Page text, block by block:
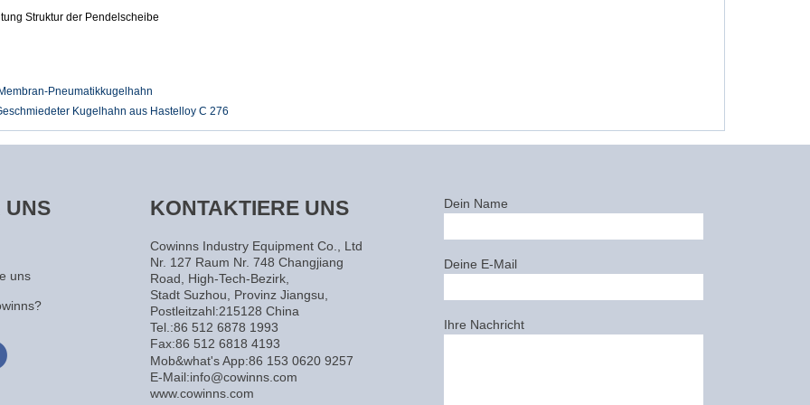
Struktur der Pendelscheibe
Membran-Pneumatikkugelhahn
Kugelhahn aus Hastelloy C 276
UNS
uns
KONTAKTIERE UNS
Cowinns Industry Equipment Co., Ltd
Nr. 127 Raum Nr. 748 Changjiang
Road, High-Tech-Bezirk,
Stadt Suzhou, Provinz Jiangsu,
Postleitzahl:215128 China
Tel.:86 512 6878 1993
Fax:86 512 6818 4193
Mob&what's App:86 153 0620 9257
E-Mail:info@cowinns.com
www.cowinns.com
Dein Name
Deine E-Mail
Ihre Nachricht